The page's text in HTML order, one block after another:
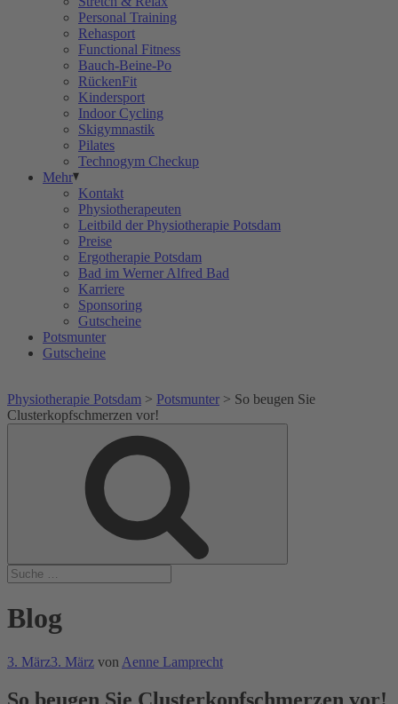
Personal Training
Rehasport
Functional Fitness
Bauch-Beine-Po
RückenFit
Kindersport
Indoor Cycling
Skigymnastik
Pilates
Technogym Checkup
Mehr
Kontakt
Physiotherapeuten
Leitbild der Physiotherapie Potsdam
Preise
Ergotherapie Potsdam
Bad im Werner Alfred Bad
Karriere
Sponsoring
Gutscheine
Potsmunter
Gutscheine
Physiotherapie Potsdam > Potsmunter > So beugen Sie
Clusterkopfschmerzen vor!
Blog
Veröffentlicht
3. März3. März von Aenne Lamprecht
So beugen Sie Clusterkopfschmerzen vor!